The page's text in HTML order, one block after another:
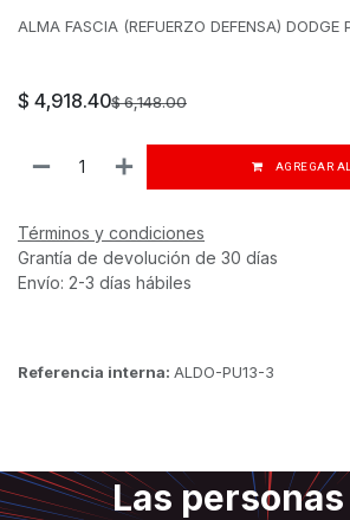
ALMA FASCIA (REFUERZO DEFENSA) DODGE
$ 4,918.40$6,148.00
AGREGAR
Términos y condiciones
Grantía de devolución de 30 días
Envío: 2-3 días hábiles
Referencia interna: ALDO-PU13-3
Las